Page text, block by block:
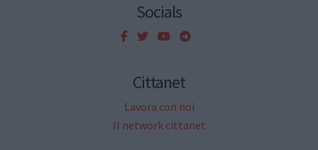
Socials
Cittanet
Lavora con noi
Il network cittanet